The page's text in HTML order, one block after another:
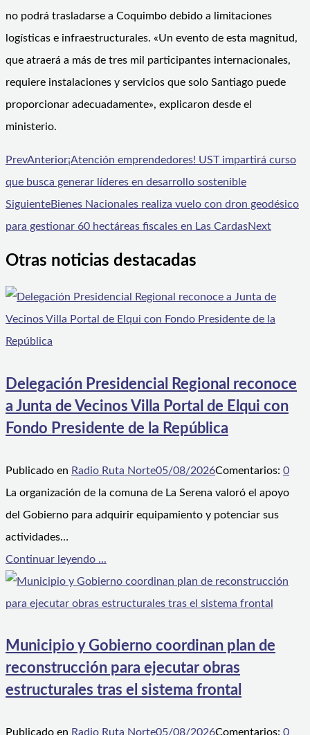
no podrá trasladarse a Coquimbo debido a limitaciones
logísticas e infraestructurales. «Un evento de esta magnitud,
que atraerá a más de tres mil participantes internacionales,
requiere instalaciones y servicios que solo Santiago puede
proporcionar adecuadamente», explicaron desde el
ministerio.
PrevAnterior¡Atención emprendedores! UST impartirá curso
que busca generar líderes en desarrollo sostenible
SiguienteBienes Nacionales realiza vuelo con dron geodésico
para gestionar 60 hectáreas fiscales en Las CardasNext
Otras noticias destacadas
Delegación Presidencial Regional reconoce
a Junta de Vecinos Villa Portal de Elqui con
Fondo Presidente de la República
Publicado en Radio Ruta Norte05/08/2026Comentarios: 0
La organización de la comuna de La Serena valoró el apoyo
del Gobierno para adquirir equipamiento y potenciar sus
actividades…
Continuar leyendo ...
Municipio y Gobierno coordinan plan de
reconstrucción para ejecutar obras
estructurales tras el sistema frontal
Publicado en Radio Ruta Norte05/08/2026Comentarios: 0